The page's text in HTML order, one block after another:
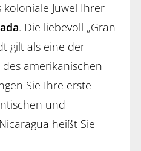
Juwel Ihrer
. Die liebevoll „Gran
gilt als eine der
amerikanischen
Sie Ihre erste
und
heißt Sie